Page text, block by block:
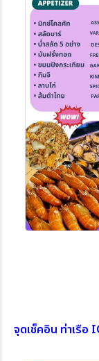
จุดเช็คอิน ท่าเรือ